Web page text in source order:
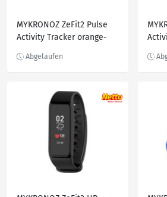
MYKRONOZ ZeFit2 Pulse
Activity Tracker orange-